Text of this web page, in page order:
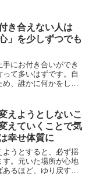
き合えない人は
」を少しずつでも
にお付き合いができ
て多いはずです。自
、誰かに何かをして
自身が幸せだと感じる
、幸せな人生を送る秘
えようとしないこ
えていくことで気
幸せ体質に
ようとすると、必ず揺
す。元いた場所が心地
あるほど、ゆり戻す力